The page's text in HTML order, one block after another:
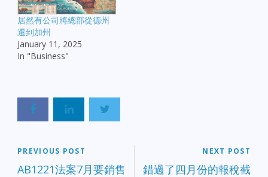
居然有公司將總部從德州
遷到加州
January 11, 2025
In "Business"
PREVIOUS POST
AB1221法案7月要銷售
NEXT POST
錯過了四月份的報稅截